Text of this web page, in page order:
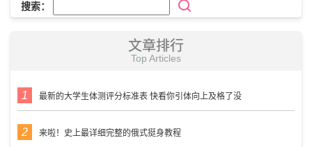
搜索：
文章排行
Top Articles
最新的大学生体测评分标准表 快看你引体向上及格了没
来啦！史上最详细完整的俄式挺身教程